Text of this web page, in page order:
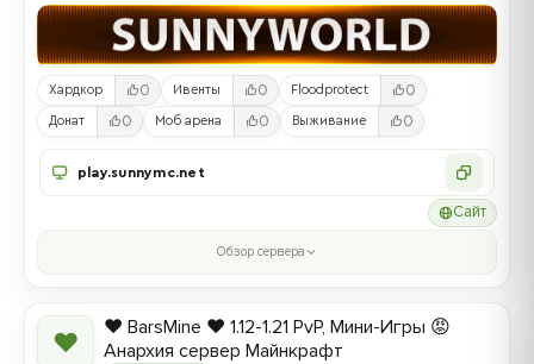
Хардкор 0 Ивенты 0 Floodprotect 0
Донат 0 Моб арена 0 Выживание 0
play.sunnymc.net
Сайт
Обзор сервера
❤
❤️ BarsMine ❤️ 1.12-1.21 PvP, Мини-Игры 😡
Анархия сервер Майнкрафт